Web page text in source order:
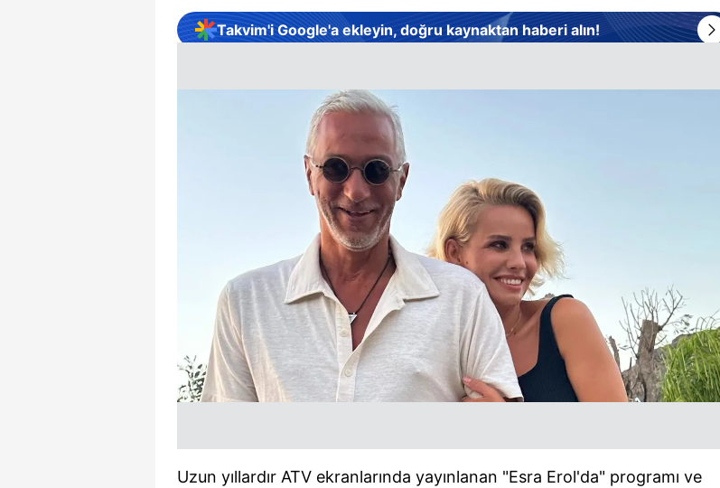
Takvim'i Google'a ekleyin, doğru kaynaktan haberi alın!
Uzun yıllardır ATV ekranlarında yayınlanan "Esra Erol'da" programı ve